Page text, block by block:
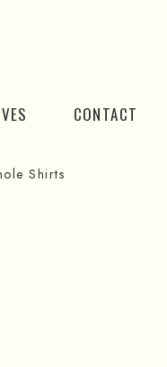
CONTACT
Shirts